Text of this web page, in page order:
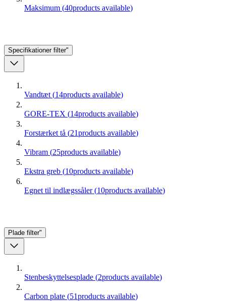
Maksimum (40products available)
Specifikationer filter"
Vandtæt (14products available)
GORE-TEX (14products available)
Forstærket tå (21products available)
Vibram (25products available)
Ekstra greb (10products available)
Egnet til indlægssåler (10products available)
Plade filter"
Stenbeskyttelsesplade (2products available)
Carbon plate (51products available)